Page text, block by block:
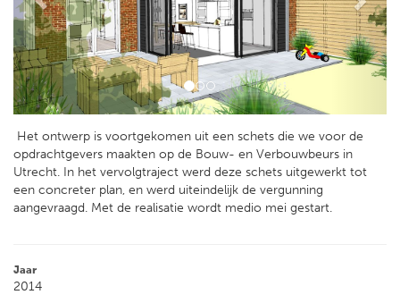
Het ontwerp is voortgekomen uit een schets die we voor de
opdrachtgevers maakten op de Bouw- en Verbouwbeurs in
Utrecht. In het vervolgtraject werd deze schets uitgewerkt tot
een concreter plan, en werd uiteindelijk de vergunning
aangevraagd. Met de realisatie wordt medio mei gestart.
Jaar
2014